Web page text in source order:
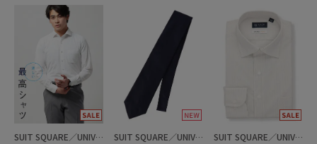
SUIT SQUARE／UNIVERSAL LANGUAGE
SUIT SQUARE／UNIVERSAL LANGUAGE
SUIT SQUARE／UNIVERSAL LANGUAGE